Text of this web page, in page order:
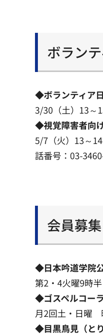
ボラン
◆ボランティア
3/30（土）13～
◆視覚障害者向
5/7（火）13～
話番号：03-
会員募集
◆日本吟道学院
第2・4火曜9時
◆ゴスペルコー
月2回土・日曜
◆目黒鳥見（と